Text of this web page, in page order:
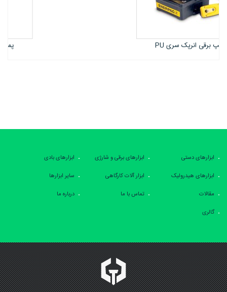
ابزارهای دستی ابزارهای برقی و شارژی
ابزارهای بادی
ابزارهای هیدرولیک
ابزار آلات کارگاهی
سایر ابزارها
مقالات
تماس با ما
درباره ما
گالری